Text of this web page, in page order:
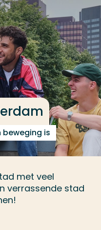
beweging is
met veel
verrassende stad